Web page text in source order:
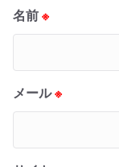
名前 ※
メール※